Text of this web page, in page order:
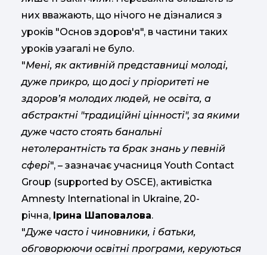
них вважають, що нічого не дізналися з
уроків "Основ здоров'я", в частини таких
уроків узагалі не було.
"Мені, як активній представниці молоді,
дуже прикро, що досі у пріоритеті не
здоров’я молодих людей, не освіта, а
абстрактні "традиційні цінності", за якими
дуже часто стоять банальні
нетолерантність та брак знань у певній
сфері", – зазначає учасниця Youth Contact
Group (supported by OSCE), активістка
Amnesty International in Ukraine, 20-
річна, Ірина Шаповалова.
"Дуже часто і чиновники, і батьки,
обговорюючи освітні програми, керуються